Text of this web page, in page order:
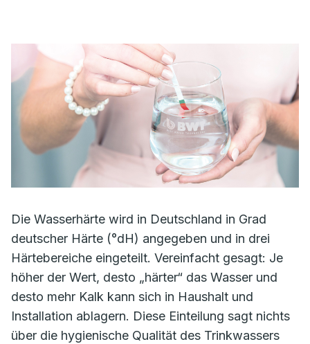
Die Wasserhärte wird in Deutschland in Grad
deutscher Härte (°dH) angegeben und in drei
Härtebereiche eingeteilt. Vereinfacht gesagt: Je
höher der Wert, desto „härter“ das Wasser und
desto mehr Kalk kann sich in Haushalt und
Installation ablagern. Diese Einteilung sagt nichts
über die hygienische Qualität des Trinkwassers